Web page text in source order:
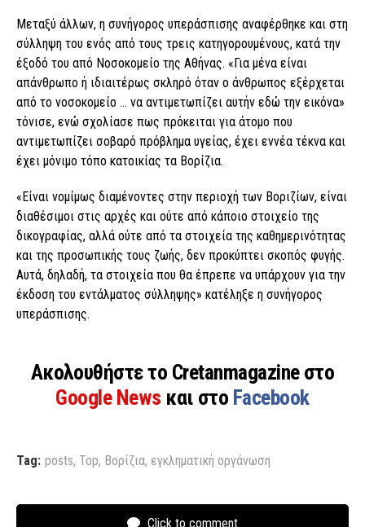
Μεταξύ άλλων, η συνήγορος υπεράσπισης αναφέρθηκε και στη
σύλληψη του ενός από τους τρεις κατηγορουμένους, κατά την
έξοδό του από Νοσοκομείο της Αθήνας. «Για μένα είναι
απάνθρωπο ή ιδιαιτέρως σκληρό όταν ο άνθρωπος εξέρχεται
από το νοσοκομείο … να αντιμετωπίζει αυτήν εδώ την εικόνα»
τόνισε, ενώ σχολίασε πως πρόκειται για άτομο που
αντιμετωπίζει σοβαρό πρόβλημα υγείας, έχει εννέα τέκνα και
έχει μόνιμο τόπο κατοικίας τα Βορίζια.
«Είναι νομίμως διαμένοντες στην περιοχή των Βοριζίων, είναι
διαθέσιμοι στις αρχές και ούτε από κάποιο στοιχείο της
δικογραφίας, αλλά ούτε από τα στοιχεία της καθημερινότητας
και της προσωπικής τους ζωής, δεν προκύπτει σκοπός φυγής.
Αυτά, δηλαδή, τα στοιχεία που θα έπρεπε να υπάρχουν για την
έκδοση του εντάλματος σύλληψης» κατέληξε η συνήγορος
υπεράσπισης.
Ακολουθήστε το Cretanmagazine στο
Google News και στο Facebook
Tag: posts, Top, Βορίζια, εγκληματική οργάνωση
Click to comment